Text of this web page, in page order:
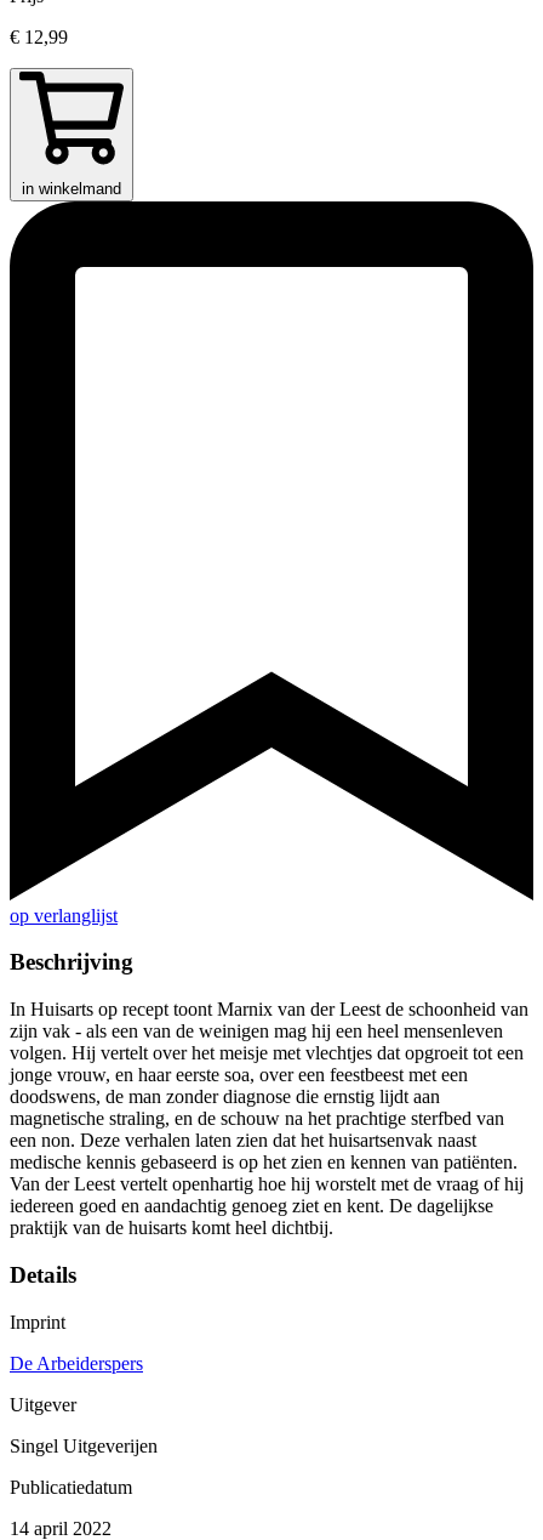
€ 12,99
in winkelmand
op verlanglijst
Beschrijving
In Huisarts op recept toont Marnix van der Leest de schoonheid van
zijn vak - als een van de weinigen mag hij een heel mensenleven
volgen. Hij vertelt over het meisje met vlechtjes dat opgroeit tot een
jonge vrouw, en haar eerste soa, over een feestbeest met een
doodswens, de man zonder diagnose die ernstig lijdt aan
magnetische straling, en de schouw na het prachtige sterfbed van
een non. Deze verhalen laten zien dat het huisartsenvak naast
medische kennis gebaseerd is op het zien en kennen van patiënten.
Van der Leest vertelt openhartig hoe hij worstelt met de vraag of hij
iedereen goed en aandachtig genoeg ziet en kent. De dagelijkse
praktijk van de huisarts komt heel dichtbij.
Details
Imprint
De Arbeiderspers
Uitgever
Singel Uitgeverijen
Publicatiedatum
14 april 2022